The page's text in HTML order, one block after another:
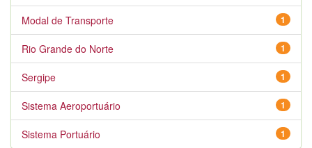
1
Modal de Transporte
1
Rio Grande do Norte
1
Sergipe
1
Sistema Aeroportuário
1
Sistema Portuário